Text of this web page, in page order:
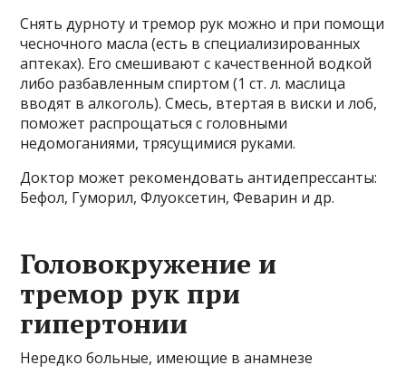
Снять дурноту и тремор рук можно и при помощи
чесночного масла (есть в специализированных
аптеках). Его смешивают с качественной водкой
либо разбавленным спиртом (1 ст. л. маслица
вводят в алкоголь). Смесь, втертая в виски и лоб,
поможет распрощаться с головными
недомоганиями, трясущимися руками.
Доктор может рекомендовать антидепрессанты:
Бефол, Гуморил, Флуоксетин, Феварин и др.
Головокружение и
тремор рук при
гипертонии
Нередко больные, имеющие в анамнезе